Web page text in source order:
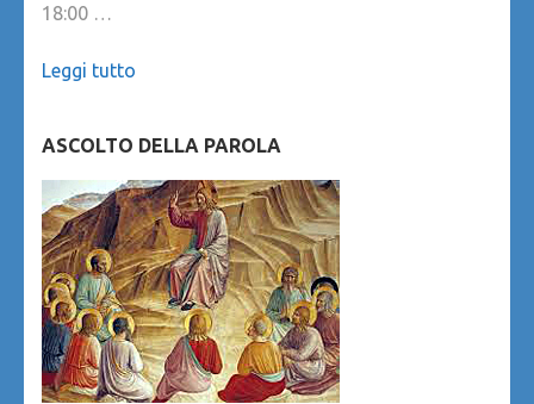
18:00 …
Leggi tutto
ASCOLTO DELLA PAROLA